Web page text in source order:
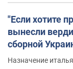
"Если хотите
вынесли
сборной
Назначение